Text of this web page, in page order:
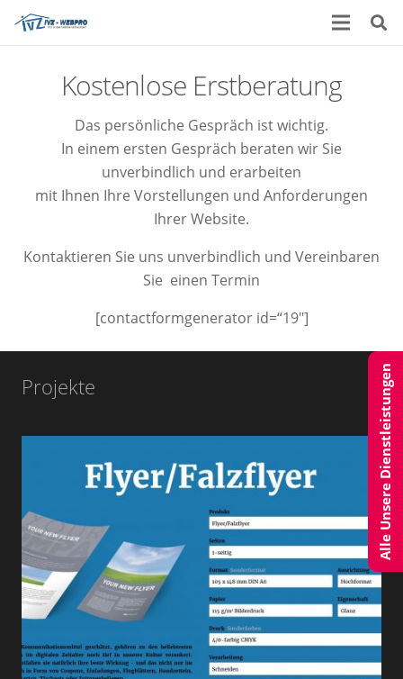
Kostenlose Erstberatung
Das persönliche Gespräch ist wichtig.
In einem ersten Gespräch beraten wir Sie
unverbindlich und erarbeiten
mit Ihnen Ihre Vorstellungen und Anforderungen
Ihrer Website.
Kontaktieren Sie uns unverbindlich und Vereinbaren
Sie einen Termin
[contactformgenerator id=“19″]
Projekte Alle Unsere Dienstleistungen